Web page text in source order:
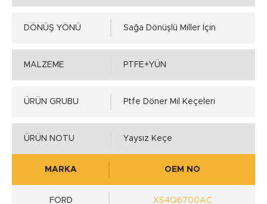
DÖNÜŞ YÖNÜ Sağa Dönüşlü Miller İçin
MALZEME PTFE+YÜN
ÜRÜN GRUBU Ptfe Döner Mil Keçeleri
ÜRÜN NOTU Yaysız Keçe
MARKA OEM NO
FORD XS4Q6700AC